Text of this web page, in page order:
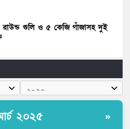
রাউন্ড গুলি ও ৫ কেজি গাঁজাসহ দুই
২০২৫ »